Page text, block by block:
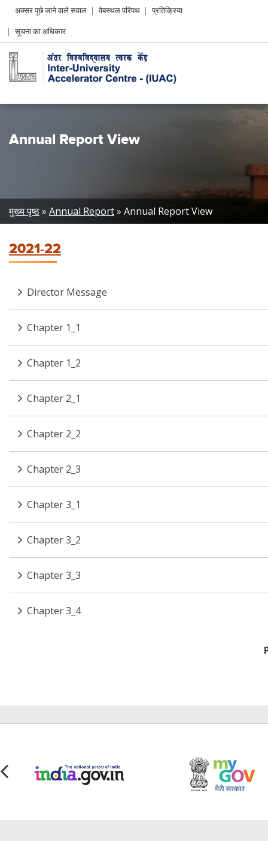
Header
menu
अक्सर पूछे जाने वाले सवाल वेबस्थल परिपथ
प्रतिक्रिया
सूचना का अधिकार
Annual Report View
Breadcrumb
मुख्य पृष्ठ Annual Report Annual Report View
2021-22
Director Message
Chapter 1_1
Chapter 1_2
Chapter 2_1
Chapter 2_2
Chapter 2_3
Chapter 3_1
Chapter 3_2
Chapter 3_3
Chapter 3_4